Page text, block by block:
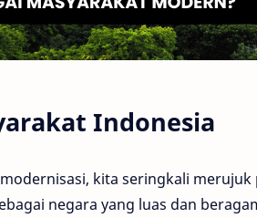
Indonesia
kita seringkali
negara yang luas dan